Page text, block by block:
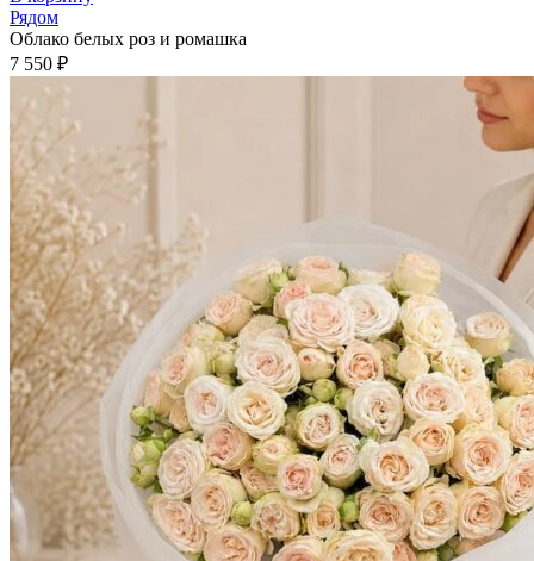
Рядом
Облако белых роз и ромашка
7 550 ₽